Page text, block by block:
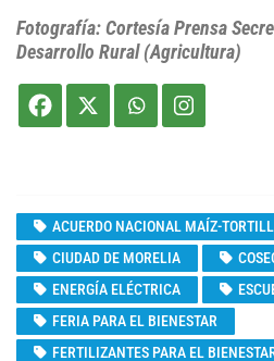
Fotografía: Cortesía Prensa
Desarrollo Rural (Agricultura)
ACUERDO NACIONAL MAÍZ-
CIUDAD DE MORELIA
ENERGÍA ELÉCTRICA
FERIA PARA EL BIENESTAR
FERTILIZANTES PARA EL